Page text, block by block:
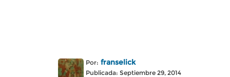
Por: franselick
Publicada: Septiembre 29, 2014